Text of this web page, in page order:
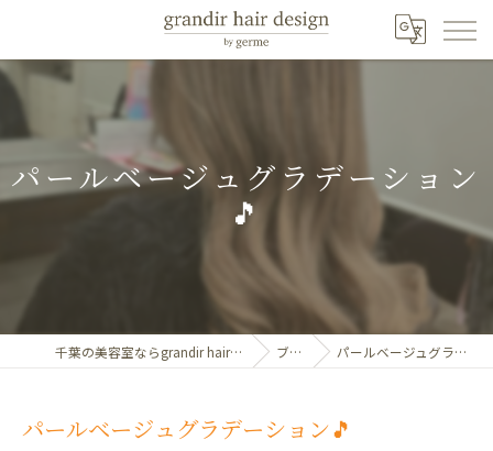
パールベージュグラデーション
🎵
千葉の美容室ならgrandir hair design by germe ブログ パールベージュグラデーション🎵
パールベージュグラデーション🎵